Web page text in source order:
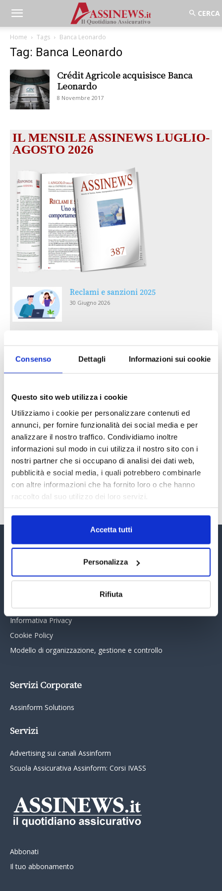
Consenso Dettagli Informazioni sui cookie
Questo sito web utilizza i cookie
Utilizziamo i cookie per personalizzare contenuti ed
annunci, per fornire funzionalità dei social media e per
analizzare il nostro traffico. Condividiamo inoltre
informazioni sul modo in cui utilizza il nostro sito con i
nostri partner che si occupano di analisi dei dati web,
pubblicità e social media, i quali potrebbero combinarle
con altre informazioni che ha fornito loro o che hanno
raccolto dal suo utilizzo dei loro servizi.
Accetta tutti
Personalizza
Rifiuta
Home Tags Banca Leonardo
Tag: Banca Leonardo
Crédit Agricole acquisisce Banca
Leonardo
8 Novembre 2017
IL MENSILE ASSINEWS LUGLIO-
AGOSTO 2026
Reclami e sanzioni 2025
30 Giugno 2026
30 Giugno 2026
30 Giugno 2026
PREMI 2025. I TOP TEN
30 Giugno 2026
TUTTI GLI ARTICOLI DEL MESE
Assinform Editore
Chi siamo
Collabora con noi
Informativa Privacy
Cookie Policy
Modello di organizzazione, gestione e controllo
Servizi Corporate
Assinform Solutions
Servizi
Advertising sui canali Assinform
Scuola Assicurativa Assinform: Corsi IVASS
Abbonati
Il tuo abbonamento